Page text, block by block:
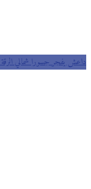
داعش يفجر جسورا شمالي الرقة